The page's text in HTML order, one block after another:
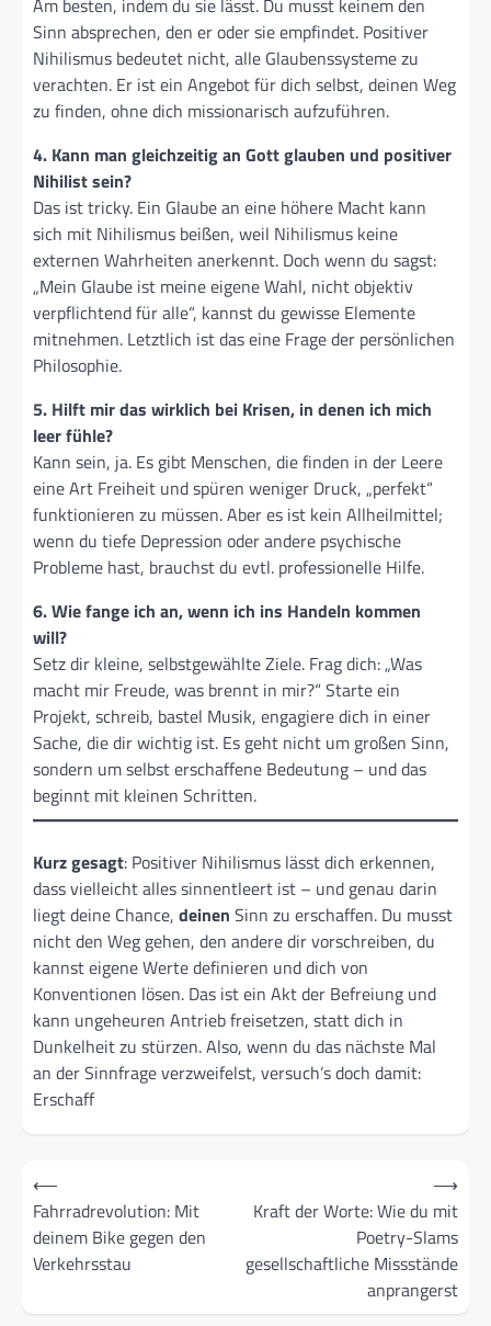
Sinn absprechen, den er oder sie empfindet. Positiver
Nihilismus bedeutet nicht, alle Glaubenssysteme zu
verachten. Er ist ein Angebot für dich selbst, deinen Weg
zu finden, ohne dich missionarisch aufzuführen.
4. Kann man gleichzeitig an Gott glauben und positiver
Nihilist sein?
Das ist tricky. Ein Glaube an eine höhere Macht kann
sich mit Nihilismus beißen, weil Nihilismus keine
externen Wahrheiten anerkennt. Doch wenn du sagst:
„Mein Glaube ist meine eigene Wahl, nicht objektiv
verpflichtend für alle“, kannst du gewisse Elemente
mitnehmen. Letztlich ist das eine Frage der persönlichen
Philosophie.
5. Hilft mir das wirklich bei Krisen, in denen ich mich
leer fühle?
Kann sein, ja. Es gibt Menschen, die finden in der Leere
eine Art Freiheit und spüren weniger Druck, „perfekt“
funktionieren zu müssen. Aber es ist kein Allheilmittel;
wenn du tiefe Depression oder andere psychische
Probleme hast, brauchst du evtl. professionelle Hilfe.
6. Wie fange ich an, wenn ich ins Handeln kommen
will?
Setz dir kleine, selbstgewählte Ziele. Frag dich: „Was
macht mir Freude, was brennt in mir?“ Starte ein
Projekt, schreib, bastel Musik, engagiere dich in einer
Sache, die dir wichtig ist. Es geht nicht um großen Sinn,
sondern um selbst erschaffene Bedeutung – und das
beginnt mit kleinen Schritten.
Kurz gesagt: Positiver Nihilismus lässt dich erkennen,
dass vielleicht alles sinnentleert ist – und genau darin
liegt deine Chance, deinen Sinn zu erschaffen. Du musst
nicht den Weg gehen, den andere dir vorschreiben, du
kannst eigene Werte definieren und dich von
Konventionen lösen. Das ist ein Akt der Befreiung und
kann ungeheuren Antrieb freisetzen, statt dich in
Dunkelheit zu stürzen. Also, wenn du das nächste Mal
an der Sinnfrage verzweifelst, versuch’s doch damit:
Erschaff
Beitragsnavigation
⟵
Fahrradrevolution: Mit
deinem Bike gegen den
Verkehrsstau
Kraft der Worte: Wie du mit
Poetry-Slams
gesellschaftliche Missstände
anprangerst
⟶